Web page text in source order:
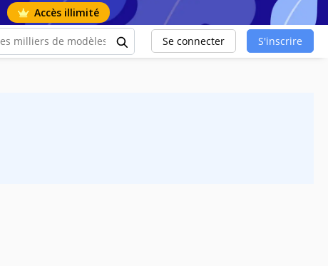
Accès illimité
Se connecter S'inscrire